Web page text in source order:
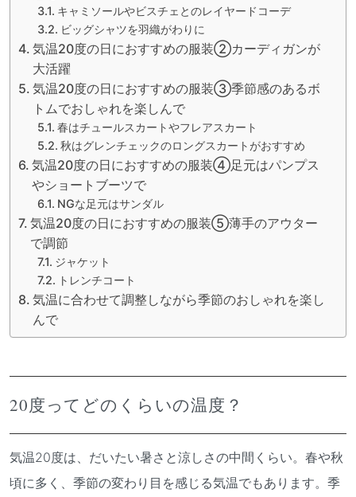
キャミソールやビスチェとのレイヤードコーデ
ビッグシャツを羽織がわりに
気温20度の日におすすめの服装②カーディガンが
大活躍
気温20度の日におすすめの服装③季節感のあるボ
トムでおしゃれを楽しんで
春はチュールスカートやフレアスカート
秋はグレンチェックのロングスカートがおすすめ
気温20度の日におすすめの服装④足元はパンプス
やショートブーツで
NGな足元はサンダル
気温20度の日におすすめの服装⑤薄手のアウター
で調節
ジャケット
トレンチコート
気温に合わせて調整しながら季節のおしゃれを楽し
んで
20度ってどのくらいの温度？
気温20度は、だいたい暑さと涼しさの中間くらい。春や秋
頃に多く、季節の変わり目を感じる気温でもあります。季